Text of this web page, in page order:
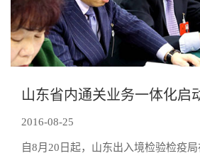
山东省内通关业务一体化启
2016-08-25
自8月20日起，山东出入境检验检疫